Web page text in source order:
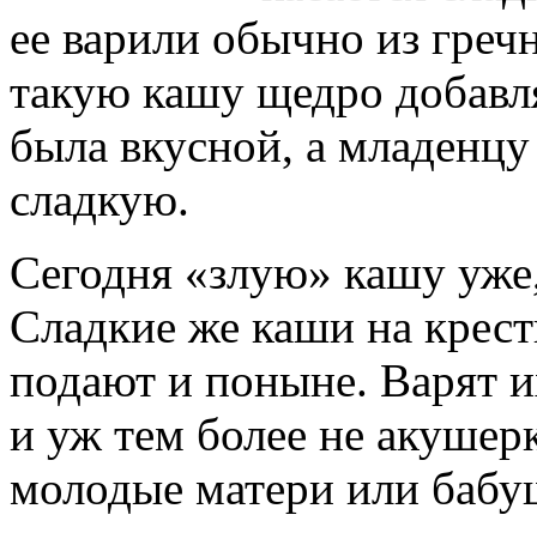
ее варили обычно из
такую кашу щедро
была вкусной, а
сладкую.
Сегодня «злую» кашу
Сладкие же каши на
подают и поныне. Варят
и уж тем более не
молодые матери или